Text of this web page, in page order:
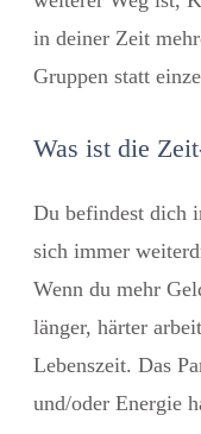
in deiner Zeit
Gruppen statt
Was ist die
Du befindest dich
sich immer
Wenn du mehr
länger, härter
Lebenszeit. Das
und/oder Energie